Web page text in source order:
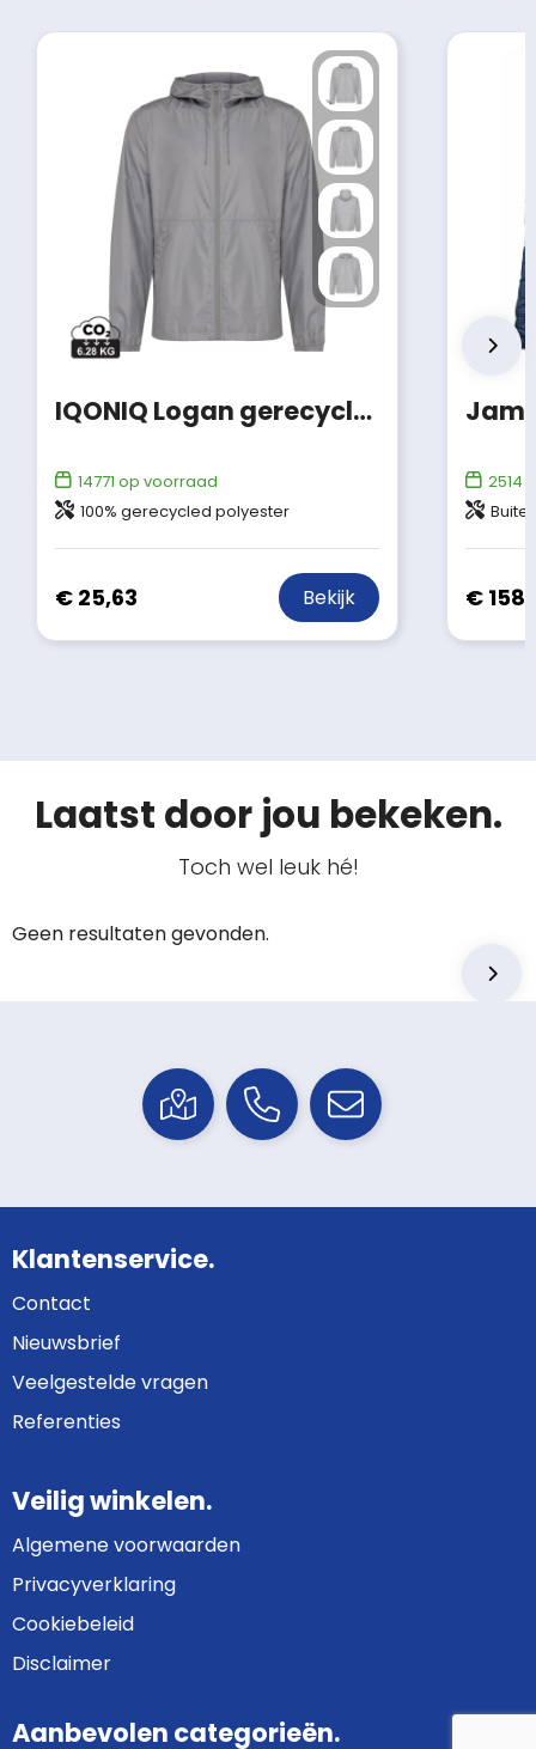
IQONIQ Logan gerecycled polyester lichtgewicht jas
14771 op voorraad
100% gerecycled polyester
€ 25,63 Bekijk
2514
Buitenstof: 100%
€
Laatst door jou bekeken.
Toch wel leuk hé!
Geen resultaten gevonden.
Klantenservice.
Contact
Nieuwsbrief
Veelgestelde vragen
Referenties
Veilig winkelen.
Algemene voorwaarden
Privacyverklaring
Cookiebeleid
Disclaimer
Aanbevolen categorieën.